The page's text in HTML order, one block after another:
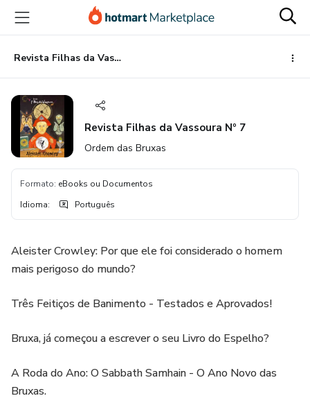
para
conteúdo
principal
para
pagamento
para
rodapé
Revista Filhas da Vassoura Nº 7
Revista Filhas da Vassoura Nº 7
Ordem das Bruxas
Formato: eBooks ou Documentos
Idioma: Português
Aleister Crowley: Por que ele foi considerado o homem
mais perigoso do mundo?
Três Feitiços de Banimento - Testados e Aprovados!
Bruxa, já começou a escrever o seu Livro do Espelho?
A Roda do Ano: O Sabbath Samhain - O Ano Novo das
Bruxas.